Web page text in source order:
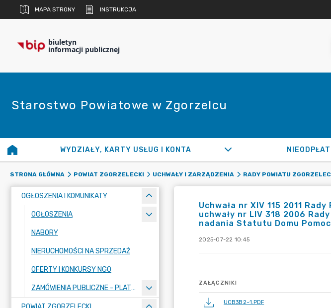
MAPA STRONY INSTRUKCJA
biuletyn
informacji publicznej
Starostwo Powiatowe w Zgorzelcu
WYDZIAŁY, KARTY USŁUG I KONTA
STRONA GŁÓWNA POWIAT ZGORZELECKI UCHWAŁY I ZARZĄDZENIA RADY POWIATU
OGŁOSZENIA I KOMUNIKATY
OGŁOSZENIA
NABORY
NIERUCHOMOŚCI NA SPRZEDAŻ
OFERTY I KONKURSY NGO
ZAMÓWIENIA PUBLICZNE - PLATFORMA ZAKUPOWA
Uchwała nr XIV 115 2011
uchwały nr LIV 318 2006
nadania Statutu Domu
2025-07-22 10:45
ZAŁĄCZNIKI
UCB3B2~1.PDF